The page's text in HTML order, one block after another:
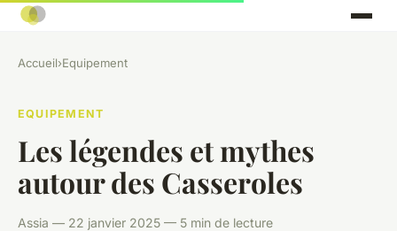
Accueil›Equipement
EQUIPEMENT
Les légendes et mythes
autour des Casseroles
Assia — 22 janvier 2025 — 5 min de lecture